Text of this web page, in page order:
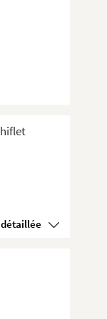
Voir la présentation détaillée